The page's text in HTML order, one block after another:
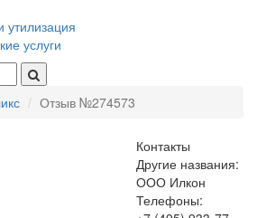
утилизация
услуги
Отзыв №274573
Контакты
Другие названия:
ООО Илкон
Телефоны: